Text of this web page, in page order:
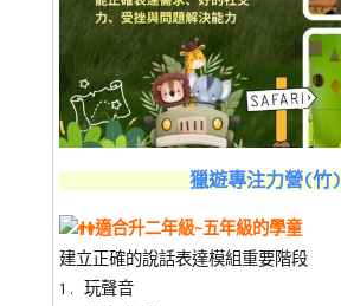
獵遊專注力營(竹)
適合升二年級~五年級的學童
建立正確的說話表達模組重要階段
1. 玩聲音